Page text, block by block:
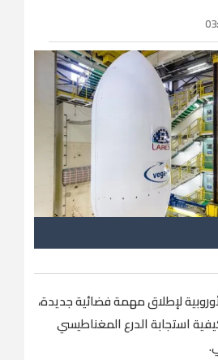
لإطلاق مهمة فضائية جديدة،
كيفية استجابة الدرع المغناطيسي